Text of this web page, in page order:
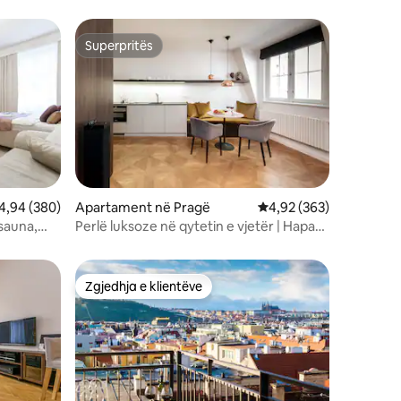
mesatar 4,94 nga 5, 380 vlerësime
(380)
Superpritës
Superpritës
Apartament në Pragë Vlerësimi mesatar
4,92 (363)
Perlë luksoze në qytetin e vjetër | Hapa
Zgjedhja e klientëve
Zgjedhja e klientëve